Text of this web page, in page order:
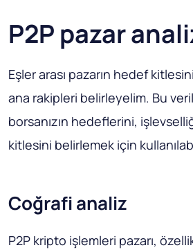
P2P pazar
Eşler arası pazarın hedef
ana rakipleri belirleyelim. Bu
borsanızın hedeflerini,
kitlesini belirlemek için
Coğrafi analiz
P2P kripto işlemleri pazarı,